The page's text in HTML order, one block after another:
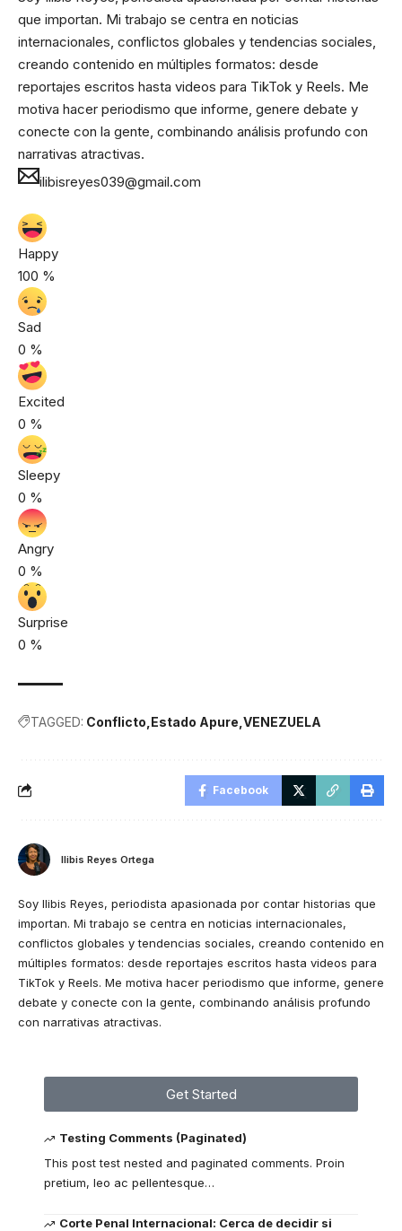
que importan. Mi trabajo se centra en noticias
internacionales, conflictos globales y tendencias sociales,
creando contenido en múltiples formatos: desde
reportajes escritos hasta videos para TikTok y Reels. Me
motiva hacer periodismo que informe, genere debate y
conecte con la gente, combinando análisis profundo con
narrativas atractivas.
ilibisreyes039@gmail.com
Happy
100 %
Sad
0 %
Excited
0 %
Sleepy
0 %
Angry
0 %
Surprise
0 %
TAGGED: Conflicto Estado Apure VENEZUELA
Facebook
Ilibis Reyes Ortega
Soy Ilibis Reyes, periodista apasionada por contar historias que
importan. Mi trabajo se centra en noticias internacionales,
conflictos globales y tendencias sociales, creando contenido en
múltiples formatos: desde reportajes escritos hasta videos para
TikTok y Reels. Me motiva hacer periodismo que informe, genere
debate y conecte con la gente, combinando análisis profundo
con narrativas atractivas.
Get Started
Testing Comments (Paginated)
This post test nested and paginated comments. Proin
pretium, leo ac pellentesque…
Corte Penal Internacional: Cerca de decidir si